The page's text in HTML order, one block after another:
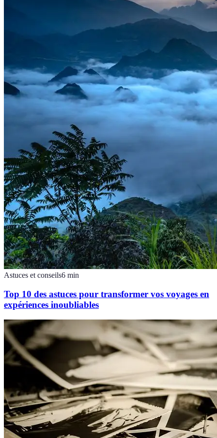
Astuces et conseils6 min
Top 10 des astuces pour transformer vos voyages en
expériences inoubliables